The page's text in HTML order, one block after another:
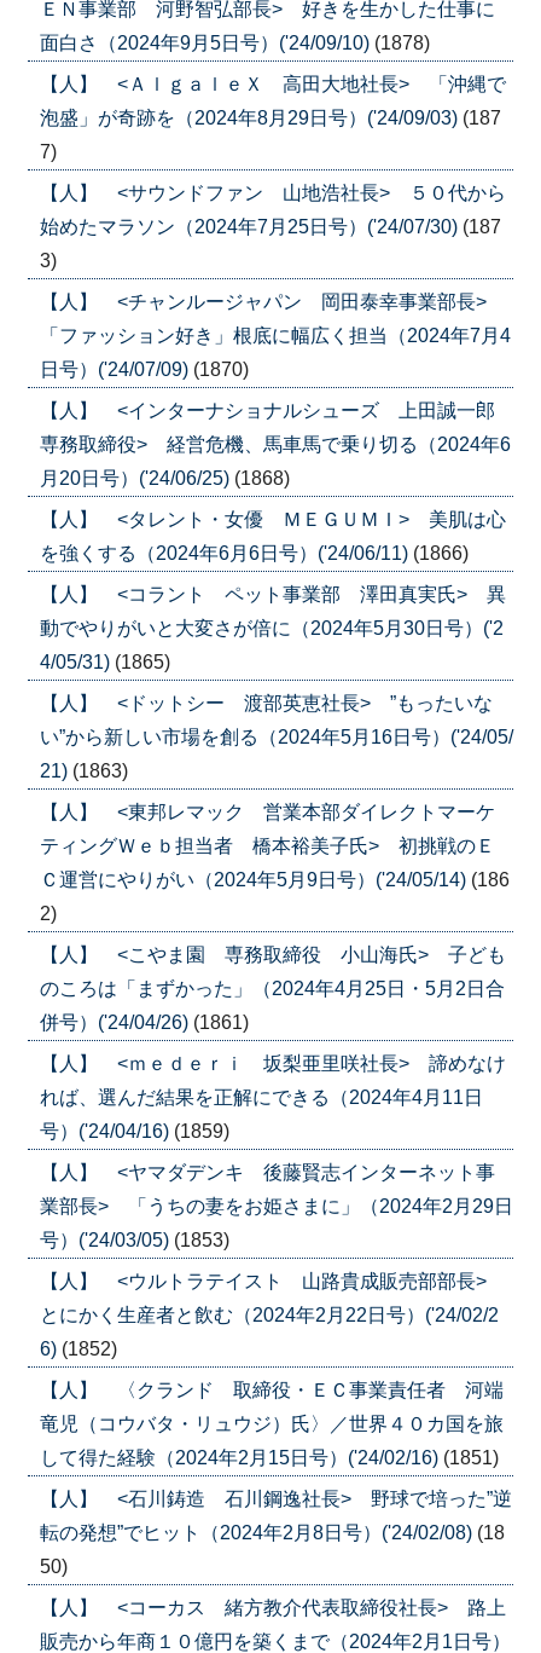
ＥＮ事業部 河野智弘部長> 好きを生かした仕事に
面白さ（2024年9月5日号）('24/09/10) (1878)
【人】 <ＡｌｇａｌｅＸ 高田大地社長> 「沖縄で
泡盛」が奇跡を（2024年8月29日号）('24/09/03) (187
7)
【人】 <サウンドファン 山地浩社長> ５０代から
始めたマラソン（2024年7月25日号）('24/07/30) (187
3)
【人】 <チャンルージャパン 岡田泰幸事業部長>
「ファッション好き」根底に幅広く担当（2024年7月4
日号）('24/07/09) (1870)
【人】 <インターナショナルシューズ 上田誠一郎
専務取締役> 経営危機、馬車馬で乗り切る（2024年6
月20日号）('24/06/25) (1868)
【人】 <タレント・女優 ＭＥＧＵＭＩ> 美肌は心
を強くする（2024年6月6日号）('24/06/11) (1866)
【人】 <コラント ペット事業部 澤田真実氏> 異
動でやりがいと大変さが倍に（2024年5月30日号）('2
4/05/31) (1865)
【人】 <ドットシー 渡部英恵社長> ”もったいな
い”から新しい市場を創る（2024年5月16日号）('24/05/
21) (1863)
【人】 <東邦レマック 営業本部ダイレクトマーケ
ティングＷｅｂ担当者 橋本裕美子氏> 初挑戦のＥ
Ｃ運営にやりがい（2024年5月9日号）('24/05/14) (186
2)
【人】 <こやま園 専務取締役 小山海氏> 子ども
のころは「まずかった」（2024年4月25日・5月2日合
併号）('24/04/26) (1861)
【人】 <ｍｅｄｅｒｉ 坂梨亜里咲社長> 諦めなけ
れば、選んだ結果を正解にできる（2024年4月11日
号）('24/04/16) (1859)
【人】 <ヤマダデンキ 後藤賢志インターネット事
業部長> 「うちの妻をお姫さまに」（2024年2月29日
号）('24/03/05) (1853)
【人】 <ウルトラテイスト 山路貴成販売部部長>
とにかく生産者と飲む（2024年2月22日号）('24/02/2
6) (1852)
【人】 〈クランド 取締役・ＥＣ事業責任者 河端
竜児（コウバタ・リュウジ）氏〉／世界４０カ国を旅
して得た経験（2024年2月15日号）('24/02/16) (1851)
【人】 <石川鋳造 石川鋼逸社長> 野球で培った”逆
転の発想”でヒット（2024年2月8日号）('24/02/08) (18
50)
【人】 <コーカス 緒方教介代表取締役社長> 路上
販売から年商１０億円を築くまで（2024年2月1日号）